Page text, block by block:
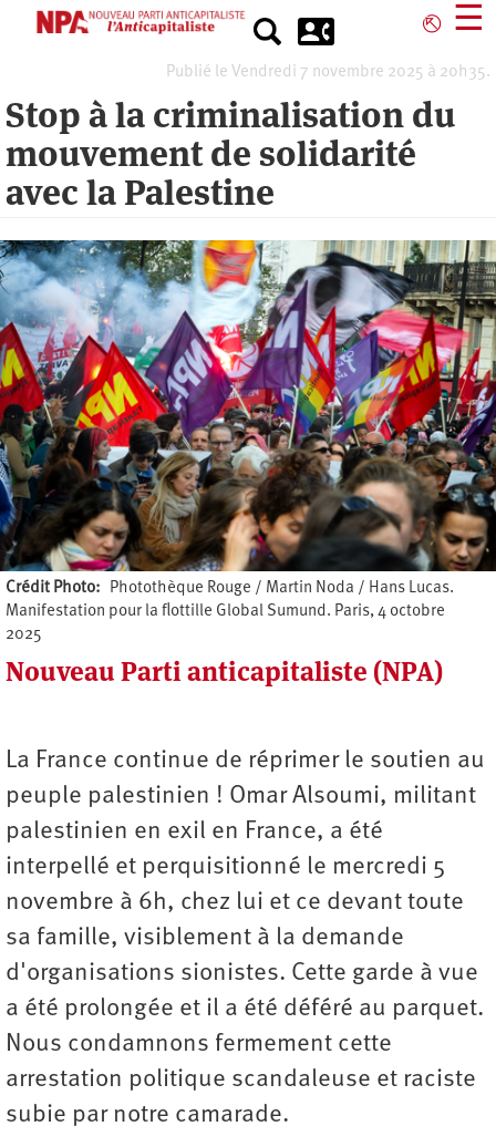
⎋ ☰
Publié le Vendredi 7 novembre 2025 à 20h35.
Stop à la criminalisation du
mouvement de solidarité
avec la Palestine
Crédit Photo
Photothèque Rouge / Martin Noda / Hans Lucas.
Manifestation pour la flottille Global Sumund. Paris, 4 octobre
2025
Auteur
Nouveau Parti anticapitaliste (NPA)
La France continue de réprimer le soutien au
peuple palestinien ! Omar Alsoumi, militant
palestinien en exil en France, a été
interpellé et perquisitionné le mercredi 5
novembre à 6h, chez lui et ce devant toute
sa famille, visiblement à la demande
d'organisations sionistes. Cette garde à vue
a été prolongée et il a été déféré au parquet.
Nous condamnons fermement cette
arrestation politique scandaleuse et raciste
subie par notre camarade.